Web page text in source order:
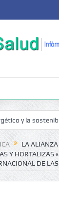
sostenibilidad
LA ALIANZA
Y HORTALIZAS
DE